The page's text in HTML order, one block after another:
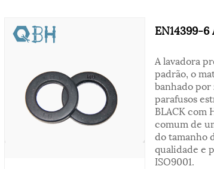
EN14399-6
A lavadora
padrão, o
banhado por
parafusos
BLACK com
comum de
do tamanho
qualidade e
ISO9001.